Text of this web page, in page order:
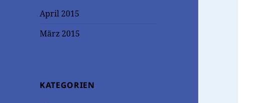
April 2015
März 2015
KATEGORIEN